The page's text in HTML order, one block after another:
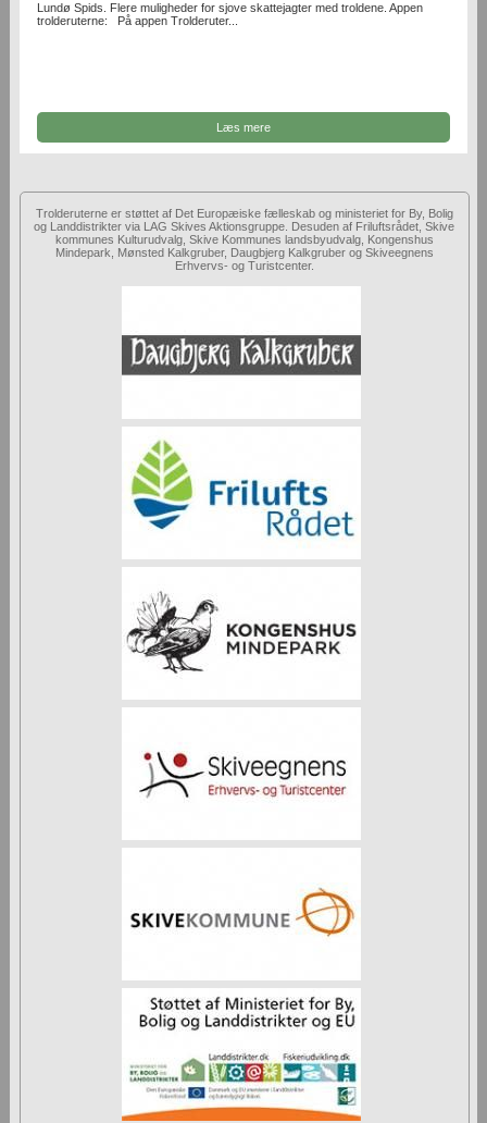
Lundø Spids. Flere muligheder for sjove skattejagter med troldene. Appen
trolderuterne: På appen Trolderuter...
Læs mere
Trolderuterne er støttet af Det Europæiske fælleskab og ministeriet for By, Bolig
og Landdistrikter via LAG Skives Aktionsgruppe. Desuden af Friluftsrådet, Skive
kommunes Kulturudvalg, Skive Kommunes landsbyudvalg, Kongenshus
Mindepark, Mønsted Kalkgruber, Daugbjerg Kalkgruber og Skiveegnens
Erhvervs- og Turistcenter.